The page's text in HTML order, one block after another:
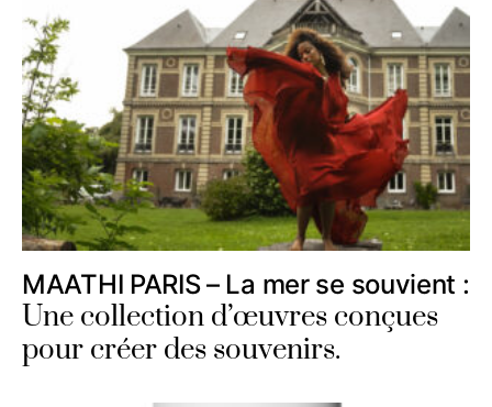
MAATHI PARIS – La mer se souvient :
Une collection d’œuvres conçues
pour créer des souvenirs.